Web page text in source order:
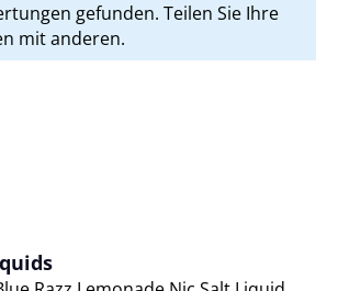
gefunden. Teilen Sie Ihre
mit anderen.